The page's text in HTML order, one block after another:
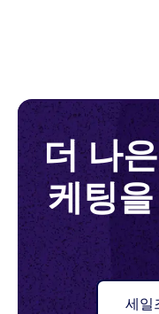
됩니다.
전 세계 모든 개인
인을 준수합니다.
우드는 유저 수준
이터와 보완하며
기업에 필요한 종
다. 궁극적으로 기
비즈니스를 성장시
•
앱스플라이어는
호 솔루션을 개발
닝 기술과 스케일,
태계 개인정보보
앱스플라이어는
여 인사이트를 도
는 각종 데이터셋을
더 나
케팅
세일